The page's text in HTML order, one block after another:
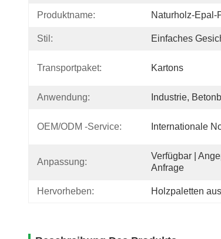
Produktname: Naturholz-Epal-
Stil: Einfaches
Transportpaket: Kartons
Anwendung: Industrie,
OEM/ODM -Service: Internationale
Anpassung:
Verfügbar |
Anfrage
Hervorheben: Holzpaletten